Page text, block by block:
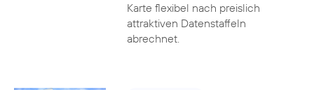
Karte flexibel nach preislich
attraktiven Datenstaffeln
abrechnet.